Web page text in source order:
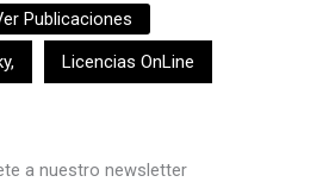
Publicaciones
, Licencias OnLine
a nuestro newsletter